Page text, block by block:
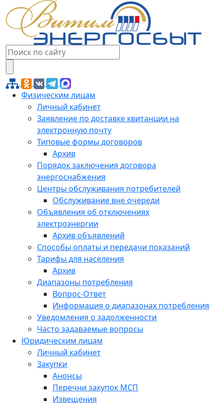
Физическим лицам
Личный кабинет
Заявление по доставке квитанции на
электронную почту
Типовые формы договоров
Архив
Порядок заключения договора
энергоснабжения
Центры обслуживания потребителей
Обслуживание вне очереди
Объявления об отключениях
электроэнергии
Архив объявлений
Способы оплаты и передачи показаний
Тарифы для населения
Архив
Диапазоны потребления
Вопрос-Ответ
Информация о диапазонах потребления
Уведомления о задолженности
Часто задаваемые вопросы
Юридическим лицам
Личный кабинет
Закупки
Анонсы
Перечни закупок МСП
Извещения